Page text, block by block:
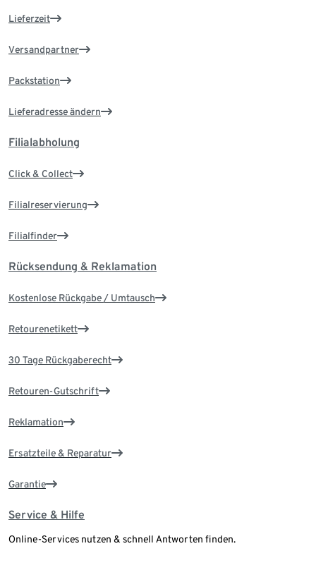
Lieferzeit
Versandpartner
Packstation
Lieferadresse ändern
Filialabholung
Click & Collect
Filialreservierung
Filialfinder
Rücksendung & Reklamation
Kostenlose Rückgabe / Umtausch
Retourenetikett
30 Tage Rückgaberecht
Retouren-Gutschrift
Reklamation
Ersatzteile & Reparatur
Garantie
Service & Hilfe
Online-Services nutzen & schnell Antworten finden.